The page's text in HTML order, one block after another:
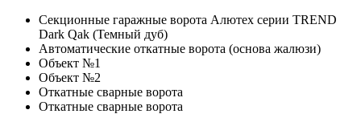
Секционные гаражные ворота Алютех серии TREND
Dark Qak (Темный дуб)
Автоматические откатные ворота (основа жалюзи)
Объект №1
Объект №2
Откатные сварные ворота
Откатные сварные ворота